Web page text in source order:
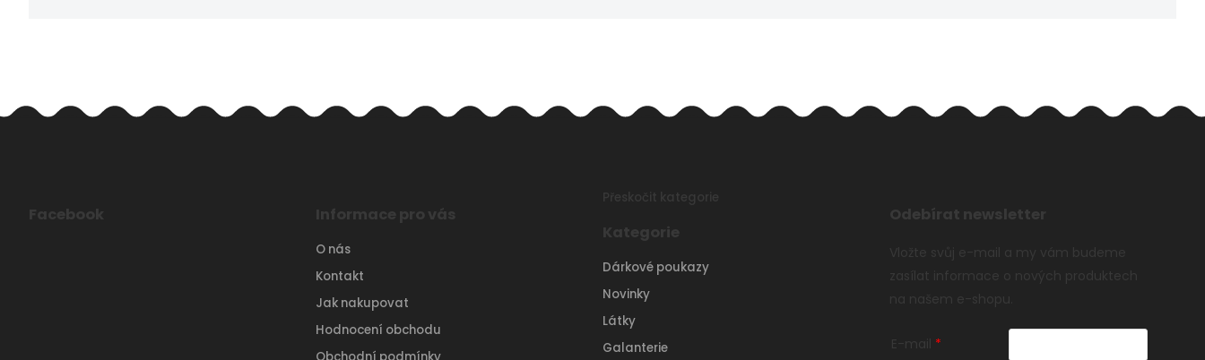
Facebook Informace pro vás
O nás
Kontakt
Jak nakupovat
Hodnocení obchodu
Přeskočit kategorie
Kategorie
Dárkové poukazy
Novinky
Látky
Galanterie
Odebírat newsletter
Vložte svůj e-mail a my vám budeme
zasílat informace o nových produktech
na našem e-shopu.
E-mail